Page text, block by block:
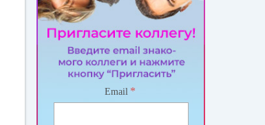
Email *